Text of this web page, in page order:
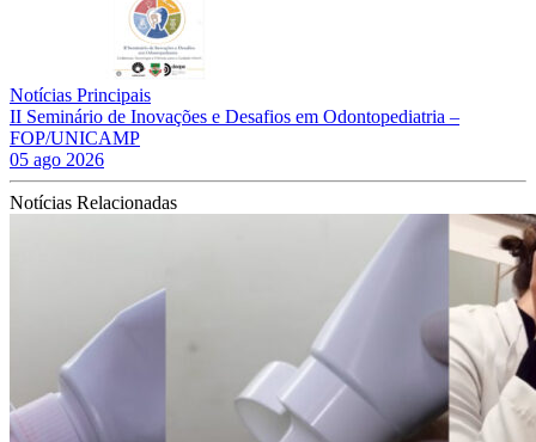
Notícias Principais
II Seminário de Inovações e Desafios em Odontopediatria –
FOP/UNICAMP
05 ago 2026
Notícias Relacionadas